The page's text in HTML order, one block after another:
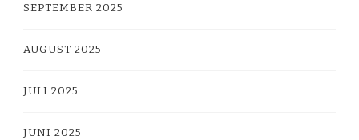
SEPTEMBER 2025
AUGUST 2025
JULI 2025
JUNI 2025